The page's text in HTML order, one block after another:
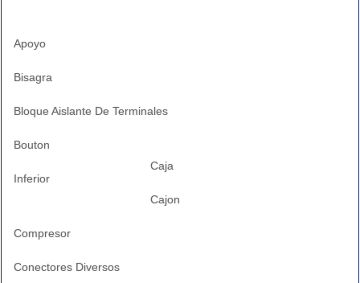
Apoyo
Bisagra
Bloque Aislante De Terminales
Bouton
Caja
Inferior
Cajon
Compresor
Conectores Diversos